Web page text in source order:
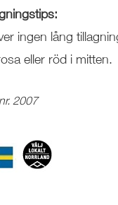
ingen lång
eller röd i mitten.
2007